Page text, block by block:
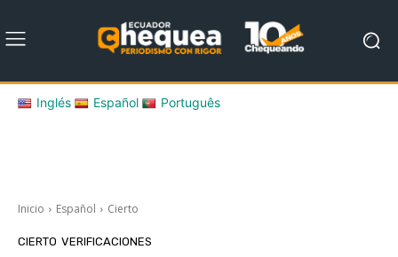
Inglés Español Português
Inicio Español Cierto
CIERTO VERIFICACIONES